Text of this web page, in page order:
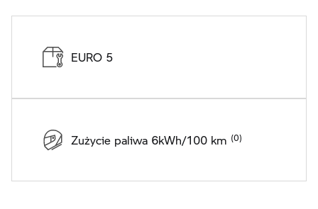
EURO 5
Zużycie paliwa 6kWh/100 km